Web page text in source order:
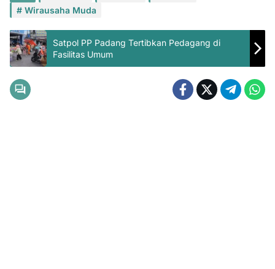
Wirausaha Muda
Satpol PP Padang Tertibkan Pedagang di
Fasilitas Umum